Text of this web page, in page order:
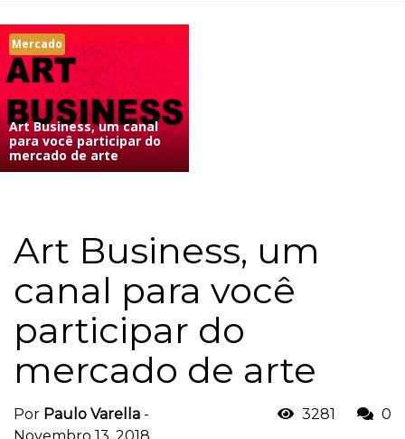
Mercado
Art Business, um canal
para você participar do
mercado de arte
Art Business, um
canal para você
participar do
mercado de arte
Por Paulo Varella -
3281 0